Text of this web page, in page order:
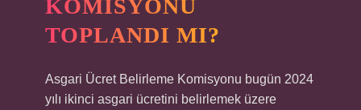
KOMISYONU
TOPLANDI MI?
Asgari Ücret Belirleme Komisyonu bugün 2024
yılı ikinci asgari ücretini belirlemek üzere